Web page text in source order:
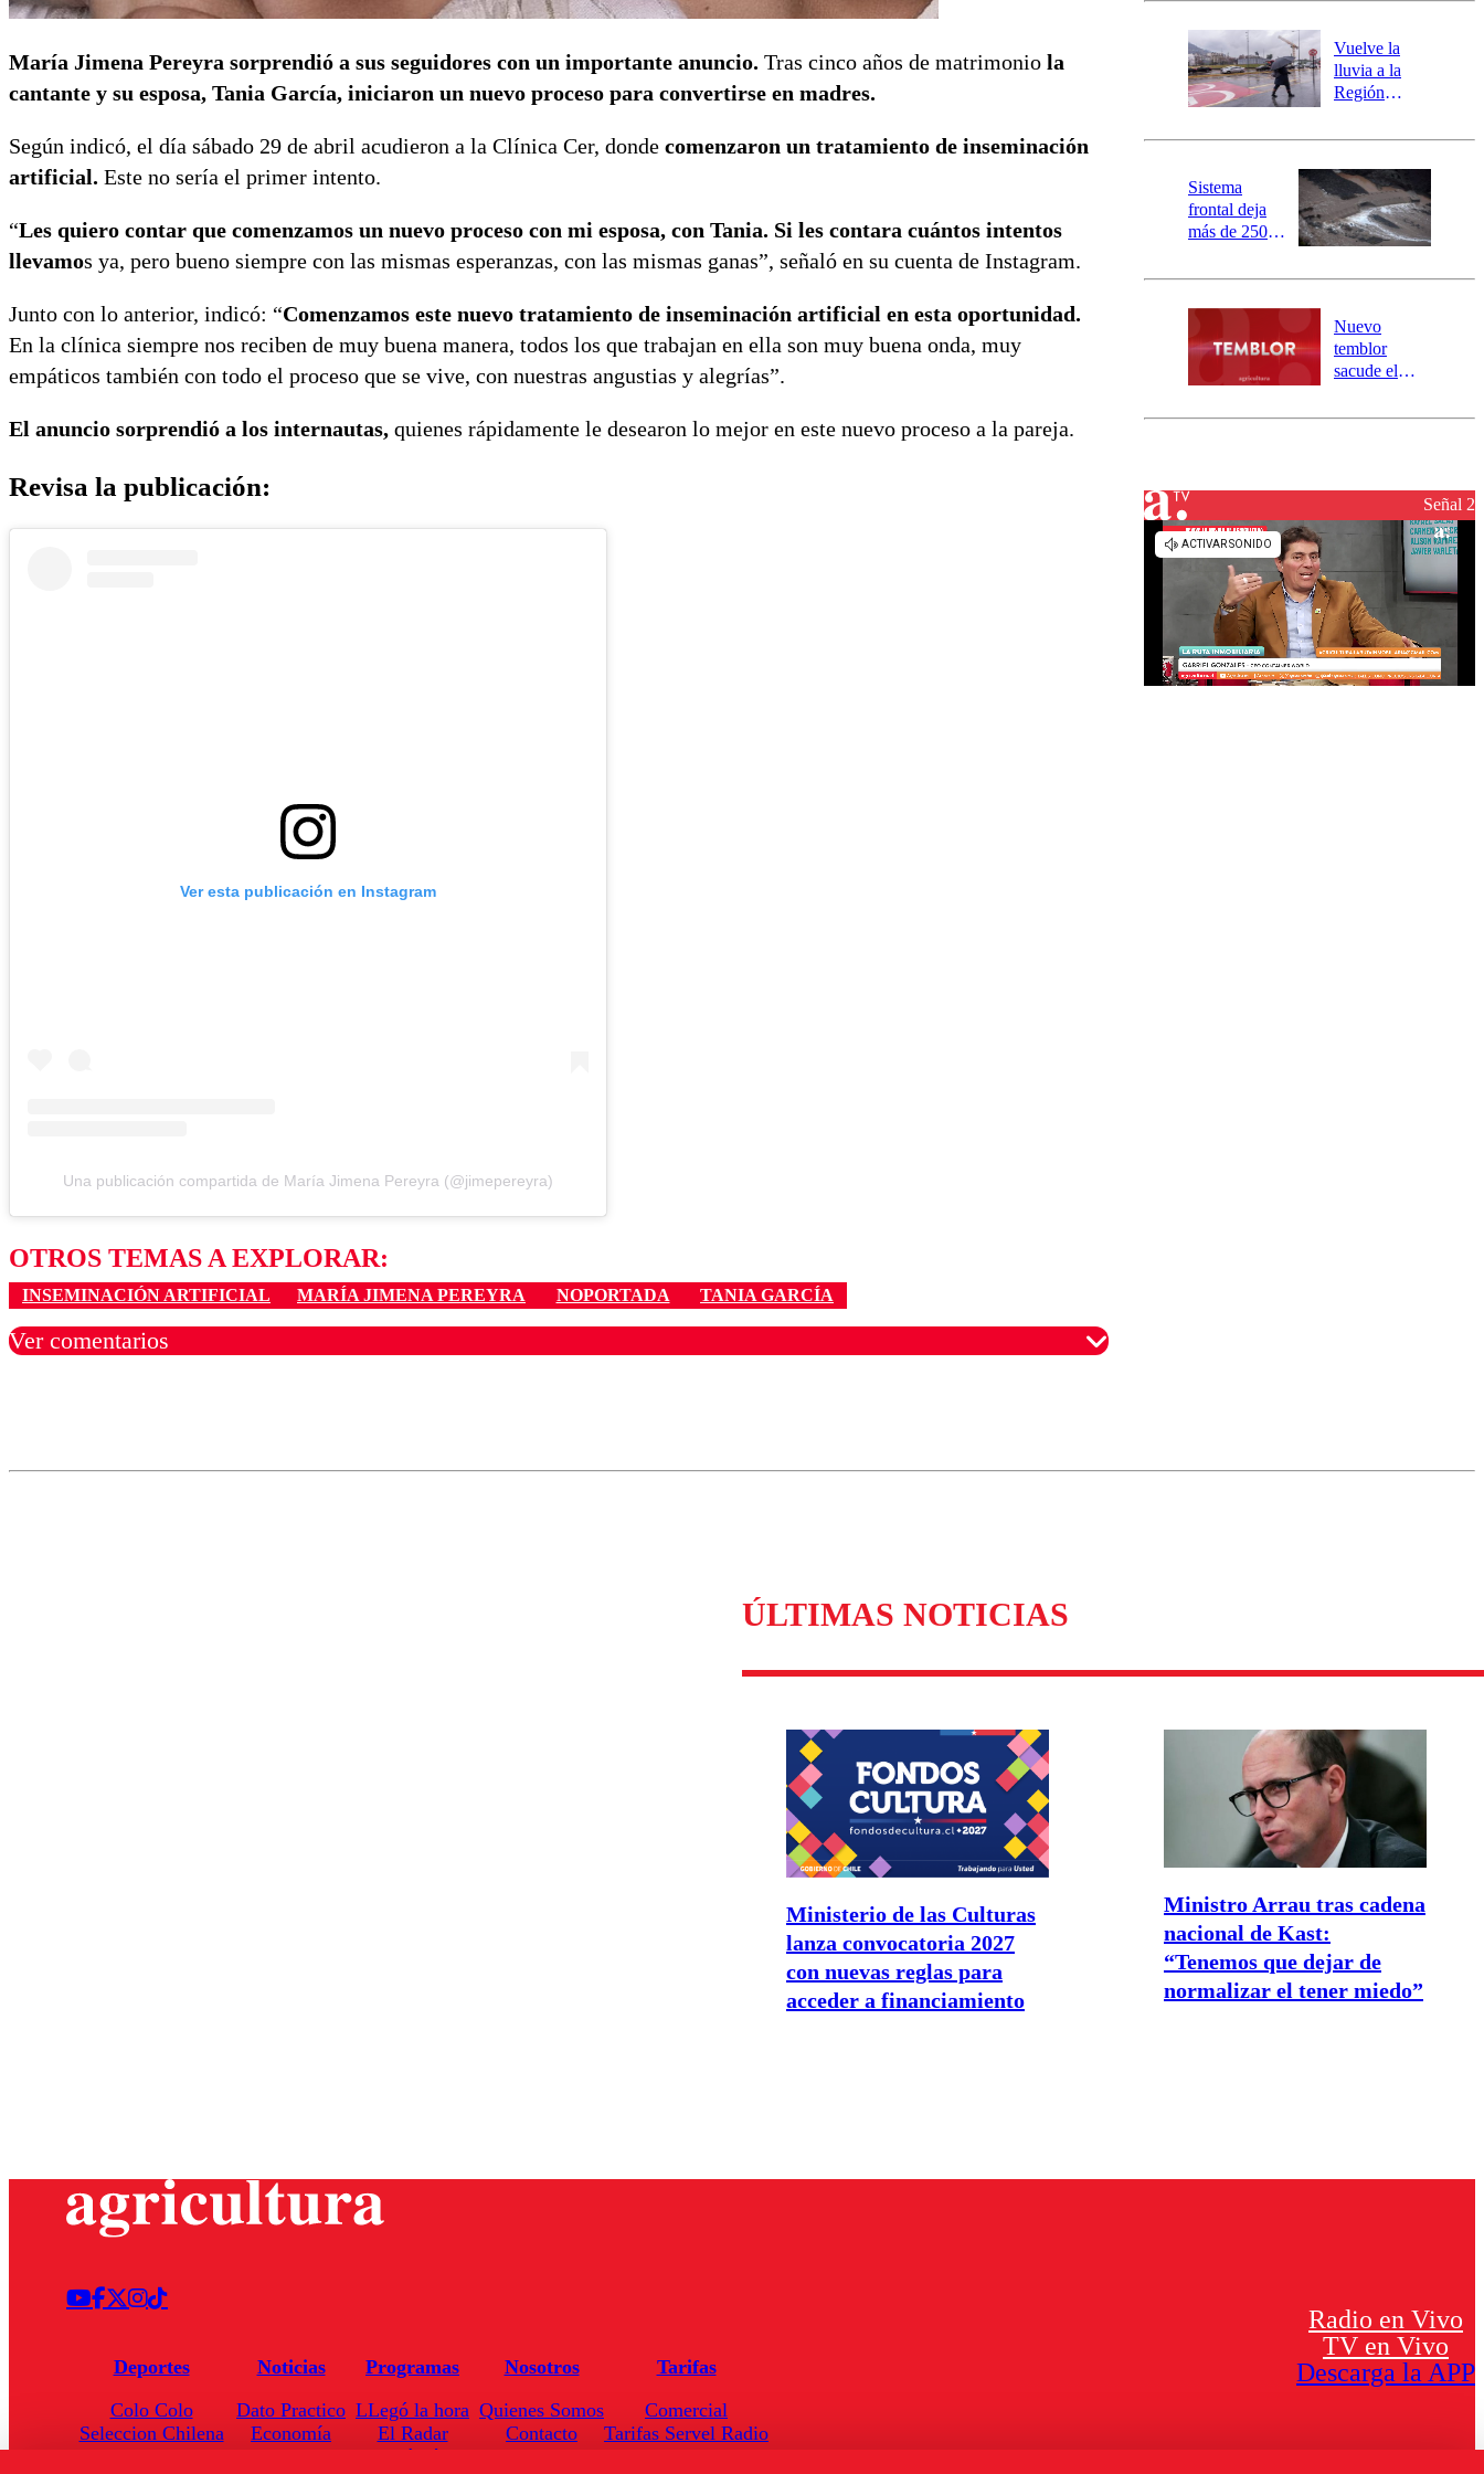
María Jimena Pereyra sorprendió a sus seguidores con un importante anuncio. Tras cinco años de matrimonio la
cantante y su esposa, Tania García, iniciaron un nuevo proceso para convertirse en madres.
Según indicó, el día sábado 29 de abril acudieron a la Clínica Cer, donde comenzaron un tratamiento de inseminación
artificial. Este no sería el primer intento.
“Les quiero contar que comenzamos un nuevo proceso con mi esposa, con Tania. Si les contara cuántos intentos
llevamos ya, pero bueno siempre con las mismas esperanzas, con las mismas ganas”, señaló en su cuenta de Instagram.
Junto con lo anterior, indicó: “Comenzamos este nuevo tratamiento de inseminación artificial en esta oportunidad.
En la clínica siempre nos reciben de muy buena manera, todos los que trabajan en ella son muy buena onda, muy
empáticos también con todo el proceso que se vive, con nuestras angustias y alegrías”.
El anuncio sorprendió a los internautas, quienes rápidamente le desearon lo mejor en este nuevo proceso a la pareja.
Revisa la publicación:
Ver esta publicación en Instagram
Una publicación compartida de María Jimena Pereyra (@jimepereyra)
OTROS TEMAS A EXPLORAR:
INSEMINACIÓN ARTIFICIAL MARÍA JIMENA PEREYRA NOPORTADA TANIA GARCÍA
Ver comentarios
río Damas:
activa
mensajería
SAE
Vuelve la
lluvia a la
Región
este es el
la DMC para
este viernes
Sistema
frontal deja
más de 250
y 317
aisladas entre
Valparaíso y
Los Ríos
Nuevo
temblor
sacude el
revisa la
Señal 2
ÚLTIMAS NOTICIAS
Ministerio de las Culturas
lanza convocatoria 2027
con nuevas reglas para
acceder a financiamiento
Ministro Arrau tras cadena
nacional de Kast:
“Tenemos que dejar de
normalizar el tener miedo”
Deportes
Colo Colo
Seleccion Chilena
Noticias
Dato Practico
Economía
Programas
LLegó la hora
El Radar
Enfoqué Público
Nosotros
Quienes Somos
Contacto
Tarifas
Comercial
Tarifas Servel Radio
Radio en Vivo
TV en Vivo
Descarga la APP